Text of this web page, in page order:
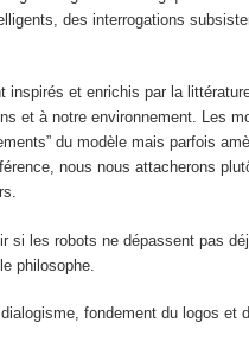
des interrogations
inspirés et enrichis par la
et à notre environnement. Les
du modèle mais parfois
nous nous attacherons
si les robots ne dépassent pas
philosophe.
fondement du logos